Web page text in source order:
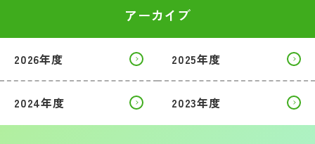
その他
アーカイブ
2026年度 2025年度
2024年度 2023年度